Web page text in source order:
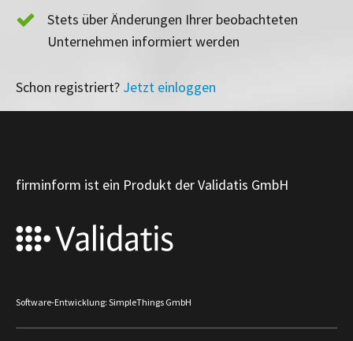
Stets über Änderungen Ihrer beobachteten
Unternehmen informiert werden
Schon registriert? Jetzt einloggen
firminform ist ein Produkt der Validatis GmbH
Software-Entwicklung: SimpleThings GmbH